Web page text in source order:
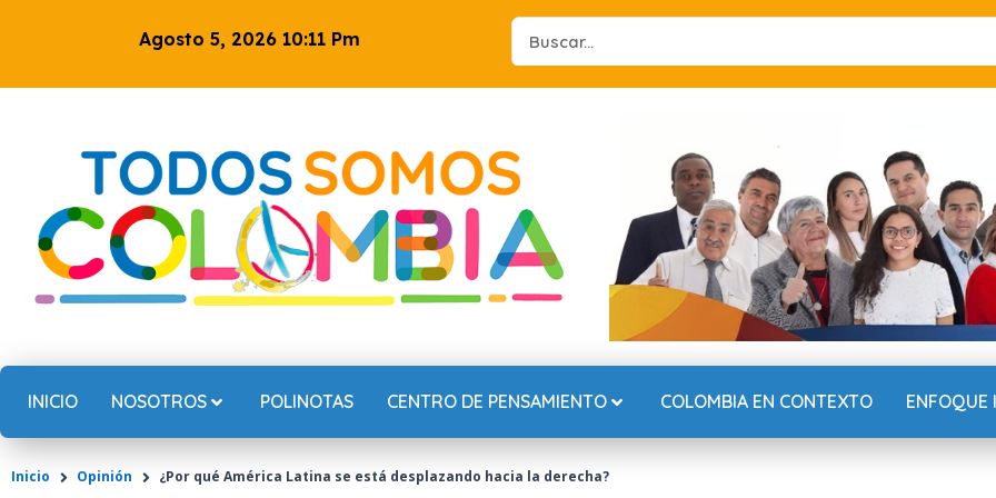
Agosto 5, 2026 10:11 Pm
Search
...
INICIO NOSOTROS POLINOTAS CENTRO DE PENSAMIENTO COLOMBIA EN CONTEXTO ENFOQUE
Inicio Opinión ¿Por qué América Latina se está desplazando hacia la derecha?